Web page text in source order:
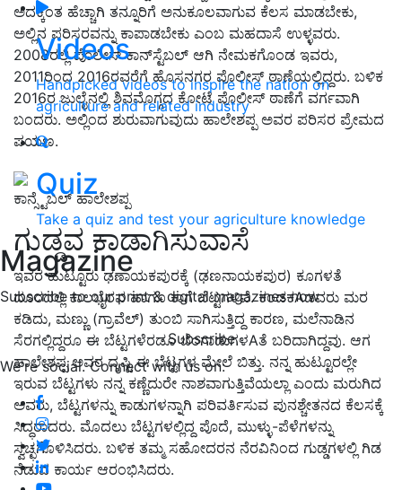
Videos
Handpicked videos to inspire the nation on
agriculture and related industry
Quiz
Take a quiz and test your agriculture knowledge
Magazine
Subscribe to our print & digital magazines now
Subscribe
We're social. Connect with us on:
ಅದಕ್ಕಿಂತ ಹೆಚ್ಚಾಗಿ ತನ್ನೂರಿಗೆ ಅನುಕೂಲವಾಗುವ ಕೆಲಸ ಮಾಡಬೇಕು,
ಅಲ್ಲಿನ ಪರಿಸರವನ್ನು ಕಾಪಾಡಬೇಕು ಎಂಬ ಮಹದಾಸೆ ಉಳ್ಳವರು.
2008ರಲ್ಲಿ ಪೊಲೀಸ್ ಕಾನ್‌ಸ್ಟೆಬಲ್ ಆಗಿ ನೇಮಕಗೊಂಡ ಇವರು,
2011ರಿಂದ 2016ರವರೆಗೆ ಹೊಸನಗರ ಪೊಲೀಸ್ ಠಾಣೆಯಲ್ಲಿದ್ದರು. ಬಳಿಕ
2016ರ ಜುಲೈನಲ್ಲಿ ಶಿವಮೊಗ್ಗದ ಕೋಟೆ ಪೊಲೀಸ್ ಠಾಣೆಗೆ ವರ್ಗವಾಗಿ
ಬಂದರು. ಅಲ್ಲಿಂದ ಶುರುವಾಗುವುದು ಹಾಲೇಶಪ್ಪ ಅವರ ಪರಿಸರ ಪ್ರೇಮದ
ಪಯಣ.
ಕಾನ್ಸ್ಟೆಬಲ್ ಹಾಲೇಶಪ್ಪ
ಗುಡ್ಡವ ಕಾಡಾಗಿಸುವಾಸೆ
ಇವರ ಹುಟ್ಟೂರು ಢಣಾಯಕಪುರಕ್ಕೆ (ಢಣನಾಯಕಪುರ) ಕೂಗಳತೆ
ದೂರದಲ್ಲಿ ಕಾಲಭೈರವ ಹಾಗೂ ಕಾಗೆ ಬೆಟ್ಟಗಳಿವೆ. ಕಂಡಕAಡವರು ಮರ
ಕಡಿದು, ಮಣ್ಣು (ಗ್ರಾವೆಲ್) ತುಂಬಿ ಸಾಗಿಸುತ್ತಿದ್ದ ಕಾರಣ, ಮಲೆನಾಡಿನ
ಸೆರಗಲ್ಲಿದ್ದರೂ ಈ ಬೆಟ್ಟಗಳೆರಡೂ ಬೆಂಗಾಡುಗಳAತೆ ಬರಿದಾಗಿದ್ದವು. ಆಗ
ಹಾಲೇಶಪ್ಪ ಅವರ ದೃಷ್ಟಿ ಈ ಬೆಟ್ಟಗಳ ಮೇಲೆ ಬಿತ್ತು. ನನ್ನ ಹುಟ್ಟೂರಲ್ಲೇ
ಇರುವ ಬೆಟ್ಟಗಳು ನನ್ನ ಕಣ್ಣೆದುರೇ ನಾಶವಾಗುತ್ತಿವೆಯಲ್ಲಾ ಎಂದು ಮರುಗಿದ
ಅವರು, ಬೆಟ್ಟಗಳನ್ನು ಕಾಡುಗಳನ್ನಾಗಿ ಪರಿವರ್ತಿಸುವ ಪುನಶ್ಚೇತನದ ಕೆಲಸಕ್ಕೆ
ಸಿದ್ಧರಾದರು. ಮೊದಲು ಬೆಟ್ಟಗಳಲ್ಲಿದ್ದ ಪೊದೆ, ಮುಳ್ಳು-ಪೆಳೆಗಳನ್ನು
ಸ್ವಚ್ಛಗೊಳಿಸಿದರು. ಬಳಿಕ ತಮ್ಮ ಸಹೋದರನ ನೆರವಿನಿಂದ ಗುಡ್ಡಗಳಲ್ಲಿ ಗಿಡ
ನೆಡುವ ಕಾರ್ಯ ಆರಂಭಿಸಿದರು.